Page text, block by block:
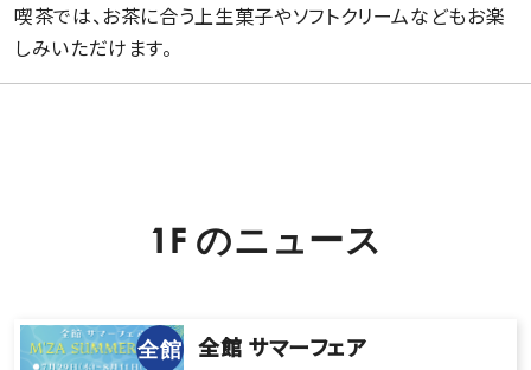
喫茶では、お茶に合う上生菓子やソフトクリームなどもお楽
しみいただけます。
1F のニ ュース
全館 全館 サマーフェア